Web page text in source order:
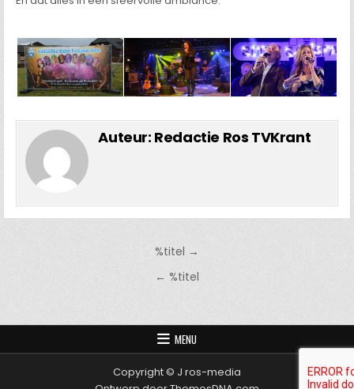
Auteur: Redactie Ros TVKrant
%titel →
← %titel
MENU
Copyright © J ros-media